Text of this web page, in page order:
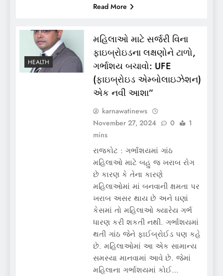
Read More
HEALTH
મહિલાઓ માટે સર્જરી વિના
ફાઇબ્રોઇડના લક્ષણોને ટાળો,
ગર્ભાશય બચાવો: UFE
(ફાઇબ્રોઇડ એમ્બોલાઇઝેશન)
એક નવી આશા”
karnawatinews
November 27, 2024
0
1
mins
રાજકોટ : ગર્ભાશયમાં ગાંઠ
મહિલાઓ માટે બહુ જ ખરાબ રોગ
છે કારણ કે તેના કારણે
મહિલાઓમાં માં બનવાની ક્ષમતા પર
ખરાબ અસર થાય છે અને ઘણાં
કેસમાં તો મહિલાઓ ક્યારેય ગર્ભ
ધારણ કરી શકતી નથી. ગર્ભાશયમાં
થતી ગાંઠ જેને ફાઈબ્રોઈડ પણ કહે
છે. મહિલાઓમાં આ એક સામાન્ય
સમસ્યા માનવામાં આવે છે. જેમાં
મહિલાના ગર્ભાશયમાં કોઈ…